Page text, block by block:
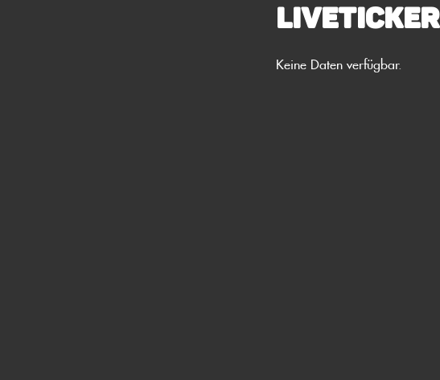
Liveticker
Keine Daten verfügbar.